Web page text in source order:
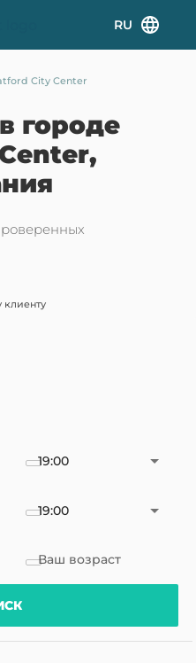
RU
City Center
городе
клиенту
19:00
19:00
Ваш возраст